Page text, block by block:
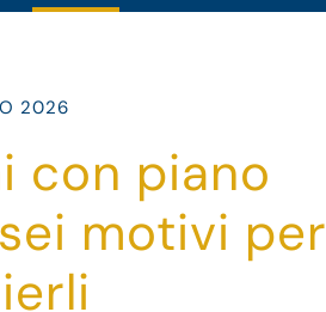
2026
con piano
motivi per